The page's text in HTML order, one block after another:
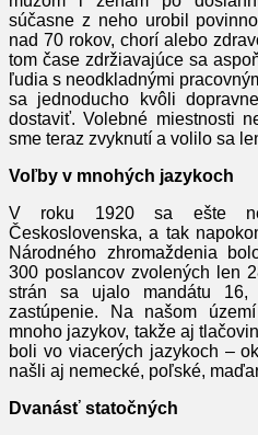
súčasne z neho urobil
nad 70 rokov, chorí alebo
tom čase zdržiavajúce sa
ľudia s neodkladnými
sa jednoducho kvôli
dostaviť. Volebné miestnosti
sme teraz zvyknutí a volilo sa
Voľby v mnohých jazykoch
V roku 1920 sa ešte
Československa, a tak
Národného zhromaždenia
300 poslancov zvolených len
strán sa ujalo mandátu 16,
zastúpenie. Na našom
mnoho jazykov, takže aj
boli vo viacerých jazykoch –
našli aj nemecké, poľské,
Dvanásť statočných